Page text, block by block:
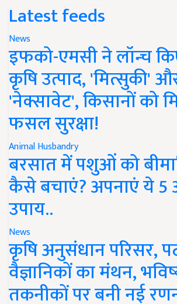
Latest feeds
News
इफको-एमसी ने लॉन्च
कृषि उत्पाद, 'मित्सुकी'
'नेक्सावेट', किसानों को
फसल सुरक्षा!
Animal Husbandry
बरसात में पशुओं को
कैसे बचाएं? अपनाएं ये
उपाय..
News
कृषि अनुसंधान परिसर,
वैज्ञानिकों का मंथन,
तकनीकों पर बनी नई